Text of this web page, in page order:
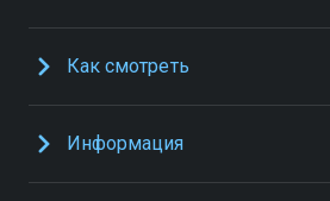
Как смотреть
Информация